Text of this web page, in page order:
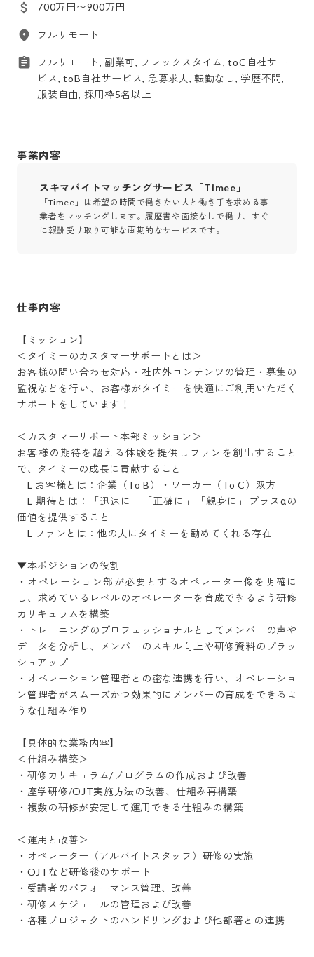
700万円〜900万円
フルリモート
フルリモート, 副業可, フレックスタイム, toC自社サー
ビス, toB自社サービス, 急募求人, 転勤なし, 学歴不問,
服装自由, 採用枠5名以上
事業内容
スキマバイトマッチングサービス「Timee」
「Timee」は希望の時間で働きたい人と働き手を求める事
業者をマッチングします。履歴書や面接なしで働け、すぐ
に報酬受け取り可能な画期的なサービスです。
仕事内容
【ミッション】
＜タイミーのカスタマーサポートとは＞
お客様の問い合わせ対応・社内外コンテンツの管理・募集の
監視などを行い、お客様がタイミーを快適にご利用いただく
サポートをしています！
＜カスタマーサポート本部ミッション＞
お客様の期待を超える体験を提供しファンを創出すること
で、タイミーの成長に貢献すること
L お客様とは：企業（To B）・ワーカー（To C）双方
L 期待とは：「迅速に」「正確に」「親身に」プラスαの
価値を提供すること
L ファンとは：他の人にタイミーを勧めてくれる存在
▼本ポジションの役割
・オペレーション部が必要とするオペレーター像を明確に
し、求めているレベルのオペレーターを育成できるよう研修
カリキュラムを構築
・トレーニングのプロフェッショナルとしてメンバーの声や
データを分析し、メンバーのスキル向上や研修資料のブラッ
シュアップ
・オペレーション管理者との密な連携を行い、オペレーショ
ン管理者がスムーズかつ効果的にメンバーの育成をできるよ
うな仕組み作り
【具体的な業務内容】
＜仕組み構築＞
・研修カリキュラム/プログラムの作成および改善
・座学研修/OJT実施方法の改善、仕組み再構築
・複数の研修が安定して運用できる仕組みの構築
＜運用と改善＞
・オペレーター（アルバイトスタッフ）研修の実施
・OJTなど研修後のサポート
・受講者のパフォーマンス管理、改善
・研修スケジュールの管理および改善
・各種プロジェクトのハンドリングおよび他部署との連携